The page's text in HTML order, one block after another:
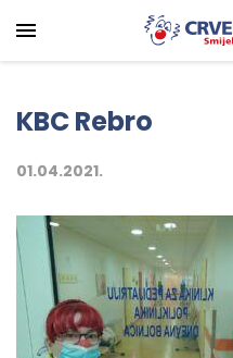
KBC Rebro
01.04.2021.